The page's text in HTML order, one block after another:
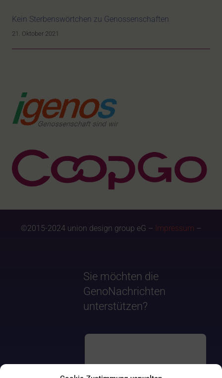
Kein Sterbenswörtchen zu Genossenschaften
21. Oktober 2021
©2015-2024 union design group eG – Impressum –
Sie möchten die
GenoNachrichten
unterstützen?